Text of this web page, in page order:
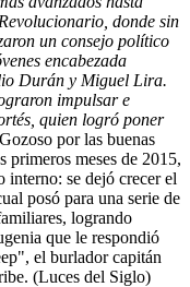
donde sin
un consejo político
encabezada
Durán y Miguel Lira.
impulsar e
quien logró poner
Gozoso por las buenas
primeros meses de 2015,
interno: se dejó crecer el
posó para una serie de
logrando
que le respondió
el burlador capitán
(Luces del Siglo)